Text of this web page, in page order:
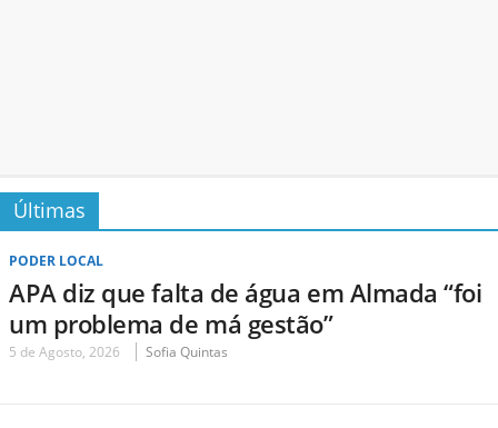
Últimas
PODER LOCAL
APA diz que falta de água em Almada “foi
um problema de má gestão”
5 de Agosto, 2026 Sofia Quintas